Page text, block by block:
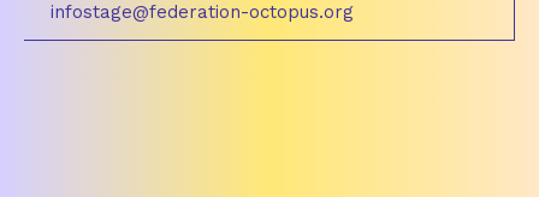
infostage@federation-octopus.org